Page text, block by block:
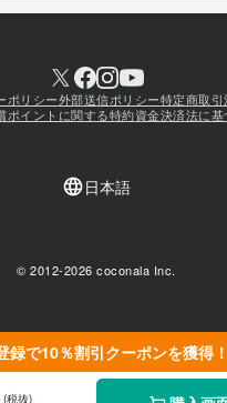
録で10％割引クーポンを獲得！
(税抜)